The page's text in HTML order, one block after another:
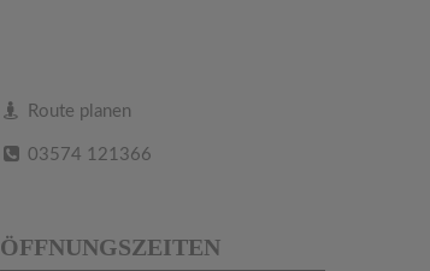
Route planen
03574 121366
ÖFFNUNGSZEITEN